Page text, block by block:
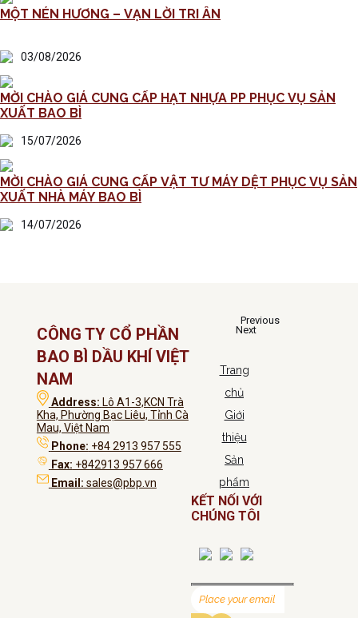
Previous
Next
MỘT NÉN HƯƠNG – VẠN LỜI TRI ÂN
03/08/2026
MỜI CHÀO GIÁ CUNG CẤP HẠT NHỰA PP PHỤC VỤ SẢN
XUẤT BAO BÌ
15/07/2026
MỜI CHÀO GIÁ CUNG CẤP VẬT TƯ MÁY DỆT PHỤC VỤ SẢN
XUẤT NHÀ MÁY BAO BÌ
14/07/2026
CÔNG TY CỔ PHẦN
BAO BÌ DẦU KHÍ VIỆT
NAM
Address: Lô A1-3,KCN Trà
Kha, Phường Bạc Liêu, Tỉnh Cà
Mau, Việt Nam
Phone: +84 2913 957 555
Fax: +842913 957 666
Email: sales@pbp.vn
Trang
chủ
Giới
thiệu
Sản
phẩm
KẾT NỐI VỚI
CHÚNG TÔI